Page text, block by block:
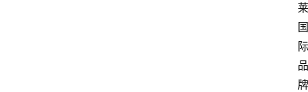
莱
国
际
品
牌